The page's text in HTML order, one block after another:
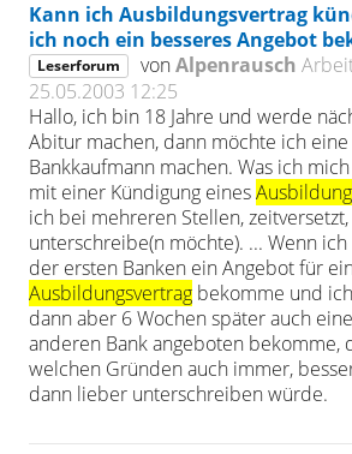
Kann ich Ausbildungsvertrag
ich noch ein besseres Angebot
Leserforum vonAlpenrausch
25.05.2003 12:25
Hallo, ich bin 18 Jahre und werde
Abitur machen, dann möchte ich
Bankkaufmann machen. Was ich
mit einer Kündigung eines
ich bei mehreren Stellen,
unterschreibe(n möchte). ... Wenn
der ersten Banken ein Angebot für
Ausbildungsvertrag bekomme und
dann aber 6 Wochen später auch
anderen Bank angeboten bekomme,
welchen Gründen auch immer,
dann lieber unterschreiben würde.